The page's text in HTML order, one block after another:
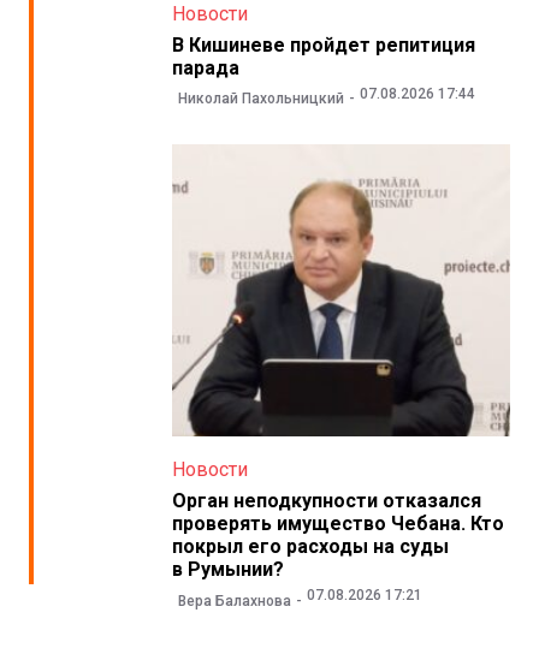
Новости
В Кишиневе пройдет репитиция
парада
Николай Пахольницкий 07.08.2026 17:44
Новости
Орган неподкупности отказался
проверять имущество Чебана. Кто
покрыл его расходы на суды
в Румынии?
Вера Балахнова 07.08.2026 17:21